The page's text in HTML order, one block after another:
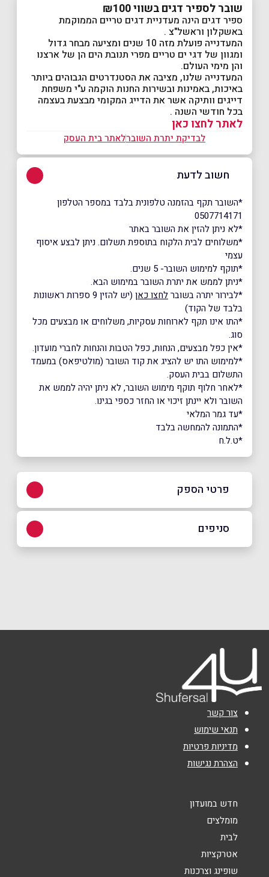
שובר לספיר דגים בשווי ₪100
ספיר דגים הינה מעדניית דגים טריים הממוקמת
באשקלון וראשל"צ .
המעדנייה פועלת מזה 10 שנים ומציעה מבחר גדול
ומגוון של דגי ים טריים מפרי תנובת הים הן של ארצנו
והן מימי העולם.
המעדנייה שלנו, מציבה את הסטנדרטים הגבוהים ביותר
באיכות, באמינות ובשירות החנות הוקמה ע"י משפחת
דייגים וותיקה אשר את הדייג המקומי מבצעת בעצמה
בכל חודשי השנה .
לאתר לחצו כאן
לבדיקת יתרת השוברלאתר בית העסק
חשוב לדעת
*השובר תקף בהזמנה טלפונית בלבד במספר הטלפון
0507714171
*לא ניתן להזין את השובר באתר
*משלוחים לבית הלקוח בתוספת תשלום. ניתן לבצע איסוף
עצמי
*תוקף למימוש השובר- 5 שנים.
*ניתן לממש את יתרת השובר במימוש הבא.
*לבירור יתרה בשוברלחצו כאן
(יש להזין 9 ספרות ראשונות
בלבד של הקוד)
*התו אינו תקף לארוחות עסקיות, משלוחים או מבצעים מכל
סוג.
*אין כפל מבצעים, הנחות, כפל הטבות והנחות לחברי מועדון.
*למימוש התו יש להציג את קוד השובר (מולטיפאס) במעמד
התשלום בבית העסק.
*לאחר חלוף תוקף מימוש השובר, לא ניתן יהיה לממש את
השובר ולא יינתן זיכוי או החזר כספי בגינו.
*עד גמר המלאי
*התמונה להמחשה בלבד
*ט.ל.ח
פרטי הספק
באתר
טלפון
אימייל*
נושא*
אנא חזרו אלי בקשר ל...
סניפים
צור קשר
תנאי שימוש
מדיניות פרטיות
הצהרת נגישות
חדש במועדון
מומלצים
לבית
אטרקציות
שופינג וצרכנות